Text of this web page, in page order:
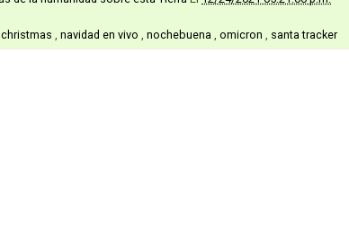
navidad en vivo nochebuena omicron santa tracker